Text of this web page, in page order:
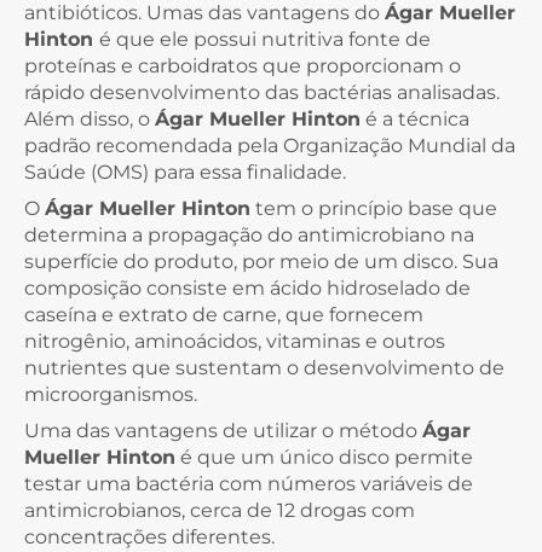
antibióticos. Umas das vantagens do Ágar Mueller
Hinton é que ele possui nutritiva fonte de
proteínas e carboidratos que proporcionam o
rápido desenvolvimento das bactérias analisadas.
Além disso, o Ágar Mueller Hinton é a técnica
padrão recomendada pela Organização Mundial da
Saúde (OMS) para essa finalidade.
O Ágar Mueller Hinton tem o princípio base que
determina a propagação do antimicrobiano na
superfície do produto, por meio de um disco. Sua
composição consiste em ácido hidroselado de
caseína e extrato de carne, que fornecem
nitrogênio, aminoácidos, vitaminas e outros
nutrientes que sustentam o desenvolvimento de
microorganismos.
Uma das vantagens de utilizar o método Ágar
Mueller Hinton é que um único disco permite
testar uma bactéria com números variáveis de
antimicrobianos, cerca de 12 drogas com
concentrações diferentes.